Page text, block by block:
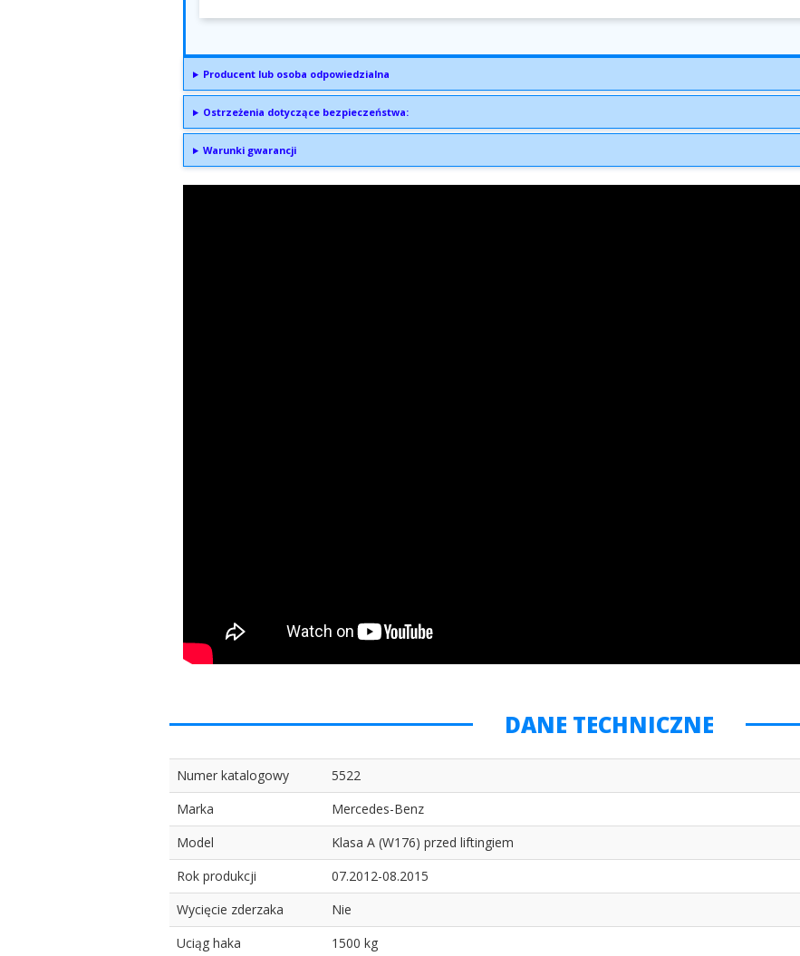
Producent lub osoba odpowiedzialna
Ostrzeżenia dotyczące bezpieczeństwa:
Warunki gwarancji
DANE TECHNICZNE
Numer katalogowy
5522
Marka
Mercedes-Benz
Model
Klasa A (W176) przed liftingiem
Rok produkcji
07.2012-08.2015
Wycięcie zderzaka
Nie
Uciąg haka
1500 kg